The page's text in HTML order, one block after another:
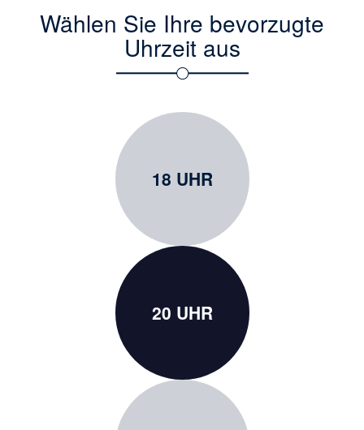
Wählen Sie Ihre bevorzugte
Uhrzeit aus
18 UHR
20 UHR